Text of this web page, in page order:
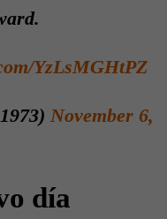
YzLsMGHtPZ
November 6,
día